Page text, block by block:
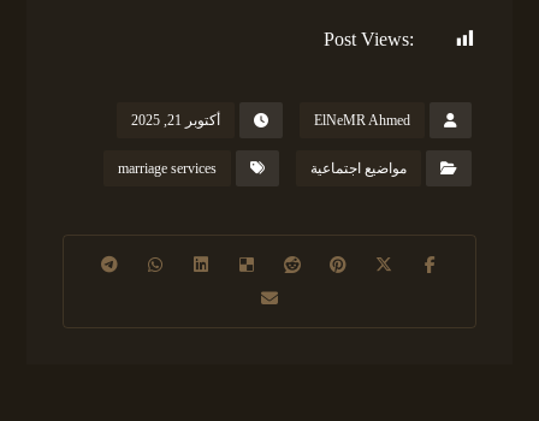
Post Views:
ElNeMR Ahmed أكتوبر 21, 2025
مواضيع اجتماعية marriage services